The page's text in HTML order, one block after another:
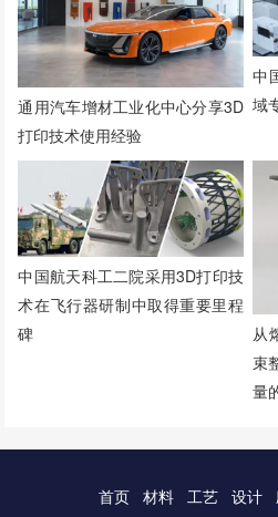
通用汽车增材工业化中心分享3D
打印技术使用经验
中
域
中国航天科工二院采用3D打印技
术在飞行器研制中取得重要里程
碑
从
束
量
首页 材料 工艺 设计